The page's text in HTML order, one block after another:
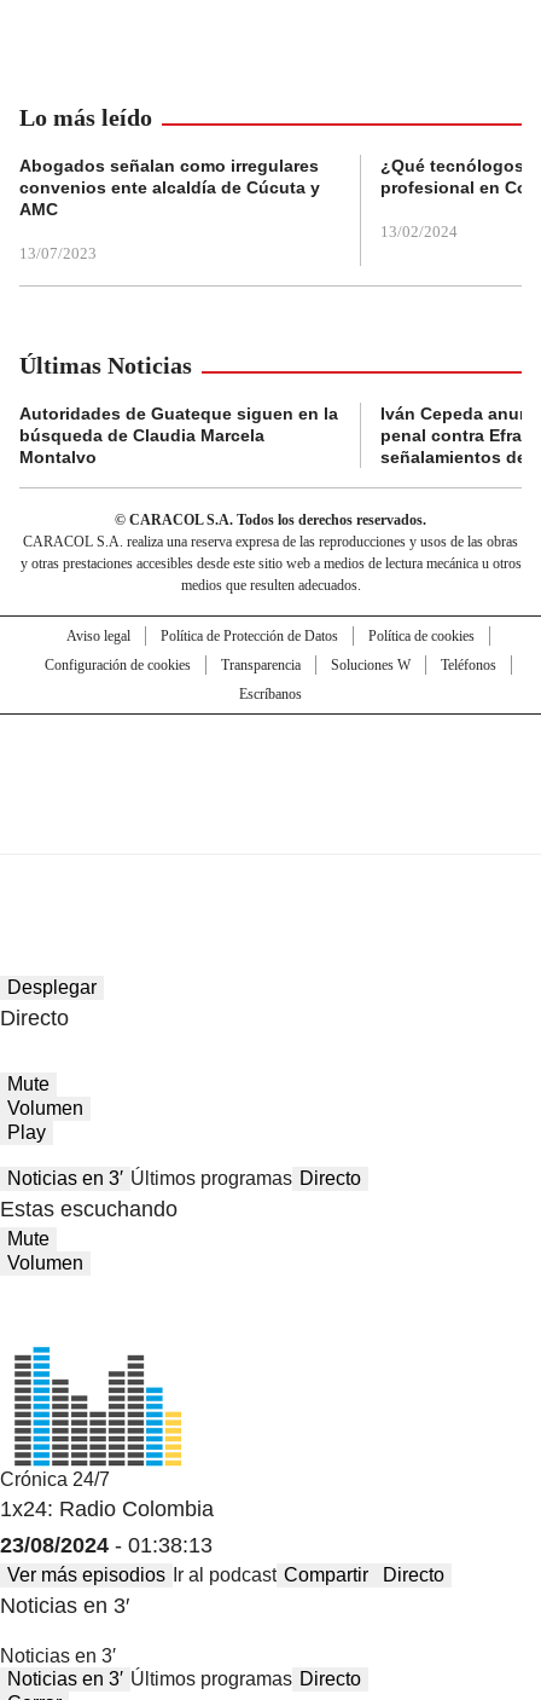
Lo más leído
Abogados señalan como irregulares
convenios ente alcaldía de Cúcuta y
AMC
13/07/2023
¿Qué tecnólogos
profesional en
13/02/2024
Últimas Noticias
Autoridades de Guateque siguen en la
búsqueda de Claudia Marcela
Montalvo
Iván Cepeda
penal contra
señalamientos de
© CARACOL S.A. Todos los derechos reservados.
CARACOL S.A. realiza una reserva expresa de las reproducciones y usos de las obras
y otras prestaciones accesibles desde este sitio web a medios de lectura mecánica u otros
medios que resulten adecuados.
Aviso legal Política de Protección de Datos
Política de cookies
Configuración de cookies
Transparencia Soluciones W
Teléfonos
Escríbanos
Desplegar
Directo
Mute
Volumen
Play
Noticias en 3′ Últimos programas Directo
Estas escuchando
Mute
Volumen
Crónica 24/7
1x24: Radio Colombia
23/08/2024 - 01:38:13
Ver más episodios Ir al podcast Compartir Directo
Noticias en 3′
Noticias en 3′
Noticias en 3′ Últimos programas Directo